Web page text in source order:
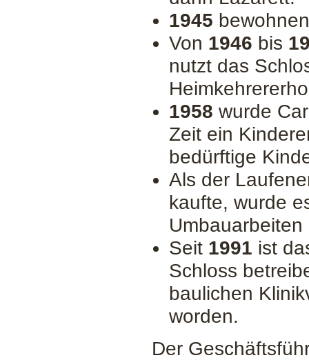
1945
Von 1946 bis
nutzt das
1958 wurde
Zeit ein
bedürftige
Als der
kaufte, wurde
Seit 1991 ist
Schloss
baulichen
worden.
Der